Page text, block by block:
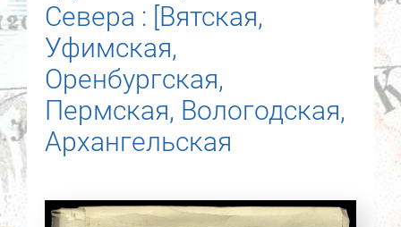
Севера : [Вятская,
Уфимская,
Оренбургская,
Пермская, Вологодская,
Архангельская